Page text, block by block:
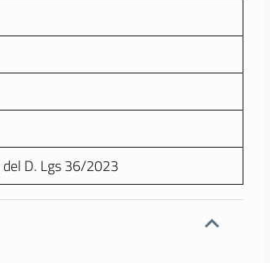
D. Lgs 36/2023